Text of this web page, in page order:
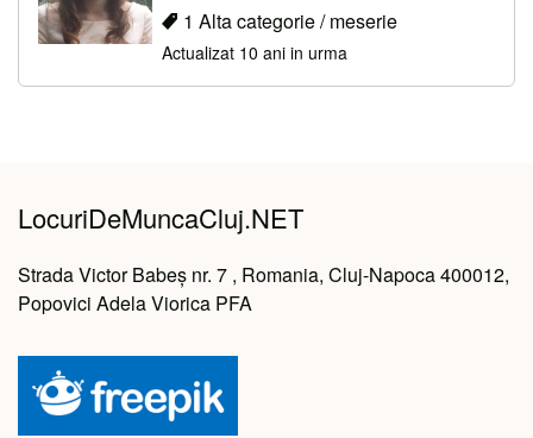
1 Alta categorie / meserie
Actualizat 10 ani in urma
LocuriDeMuncaCluj.NET
Strada Victor Babeș nr. 7 , Romania, Cluj-Napoca 400012,
Popovici Adela Viorica PFA